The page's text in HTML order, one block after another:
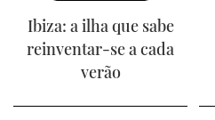
Ibiza: a ilha que sabe
reinventar-se a cada
verão